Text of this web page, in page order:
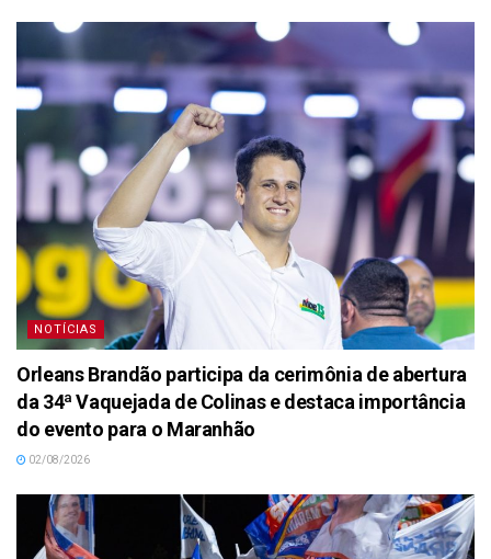
NOTÍCIAS
Orleans Brandão participa da cerimônia de abertura
da 34ª Vaquejada de Colinas e destaca importância
do evento para o Maranhão
02/08/2026